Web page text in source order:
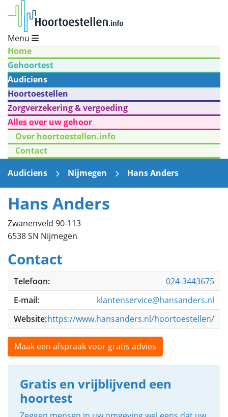
Menu
Home
Gehoortest
Audiciens
Hoortoestellen
Zorgverzekering & vergoeding
Alles over uw gehoor
Over hoortoestellen.info
Contact
Audiciens
Nijmegen Hans Anders
Hans Anders
Zwanenveld 90-113
6538 SN Nijmegen
Contact
Telefoon:
024-3443675
E-mail:
klantenservice@hansanders.nl
Website:https://www.hansanders.nl/hoortoestellen/
Maak een afspraak voor gratis advies
Gratis en vrijblijvend een
hoortest